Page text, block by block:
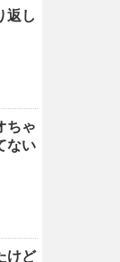
返し
ちゃ
ない
けど